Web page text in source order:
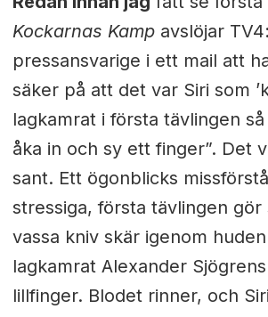
Kockarnas Kampavslöjar
pressansvarige i ett mail att
säker på att det var Siri som
lagkamrat i första tävlingen
åka in och sy ett finger”. Det
sant. Ett ögonblicks
stressiga, första tävlingen gör
vassa kniv skär igenom
lagkamrat Alexander
lillfinger. Blodet rinner, och